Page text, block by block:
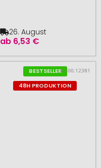
ab 6,53 €
26. August
BESTSELLER
48H PRODUKTION
# 500.12381